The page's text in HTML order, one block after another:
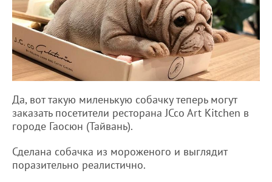
Да, вот такую миленькую собачку теперь могут
заказать посетители ресторана JCco Art Kitchen в
городе Гаосюн (Тайвань).
Сделана собачка из мороженого и выглядит
поразительно реалистично.